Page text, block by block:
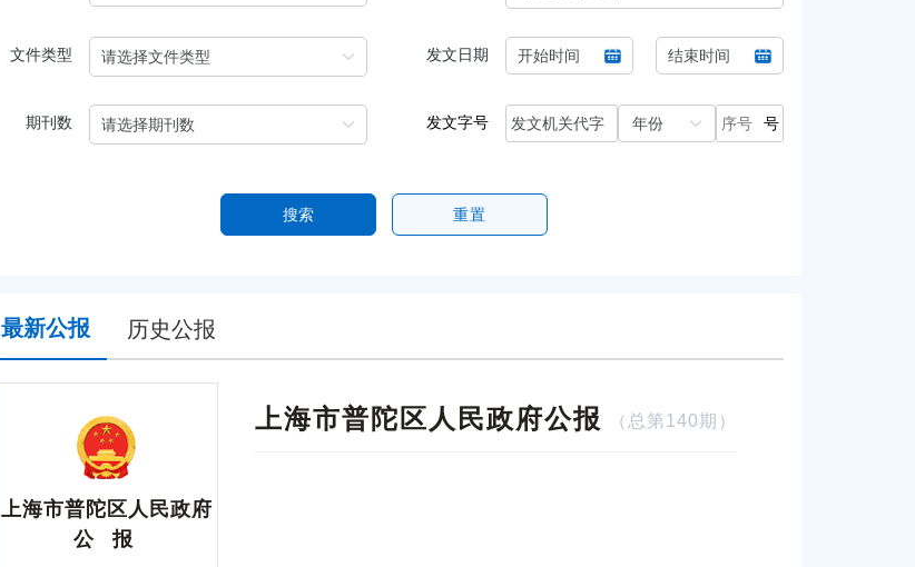
文件类型 发文日期
期刊数 发文字号 号
搜索 重置
最新公报 历史公报
上海市普陀区人民政府
公 报
上海市普陀区人民政府公报 （总第140期）